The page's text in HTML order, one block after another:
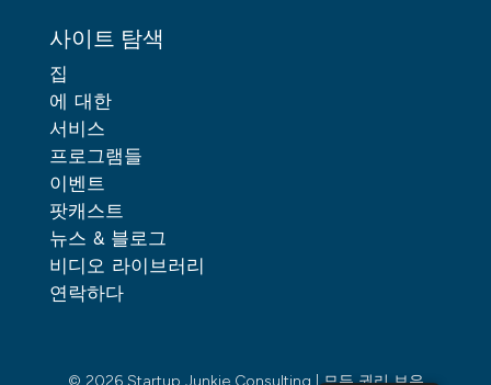
사이트 탐색
집
에 대한
서비스
프로그램들
이벤트
팟캐스트
뉴스 & 블로그
비디오 라이브러리
연락하다
© 2026 Startup Junkie Consulting | 모든 권리 보유